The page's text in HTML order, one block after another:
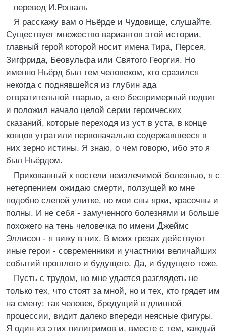
перевод И.Рошаль
Я расскажу вам о Ньёрде и Чудовище, слушайте.
Существует множество вариантов этой истории,
главный герой которой носит имена Тира, Персея,
Зигфрида, Беовульфа или Святого Георгия. Но
именно Ньёрд был тем человеком, кто сразился
некогда с поднявшейся из глубин ада
отвратительной тварью, а его беспримерный подвиг
и положил начало целой серии героических
сказаний, которые переходя из уст в уста, в конце
концов утратили первоначально содержавшееся в
них зерно истины. Я знаю, о чем говорю, ибо это я
был Ньёрдом.
Прикованный к постели неизлечимой болезнью, я с
нетерпением ожидаю смерти, ползущей ко мне
подобно слепой улитке, но мои сны ярки, красочны и
полны. И не себя - замученного болезнями и больше
похожего на тень человечка по имени Джеймс
Эллисон - я вижу в них. В моих грезах действуют
иные герои - современники и участники величайших
событий прошлого и будущего. Да, и будущего тоже.
Пусть с трудом, но мне удается разглядеть не
только тех, что стоят за мной, но и тех, кто грядет им
на смену: так человек, бредущий в длинной
процессии, видит далеко впереди неясные фигуры.
Я один из этих пилигримов и, вместе с тем, каждый